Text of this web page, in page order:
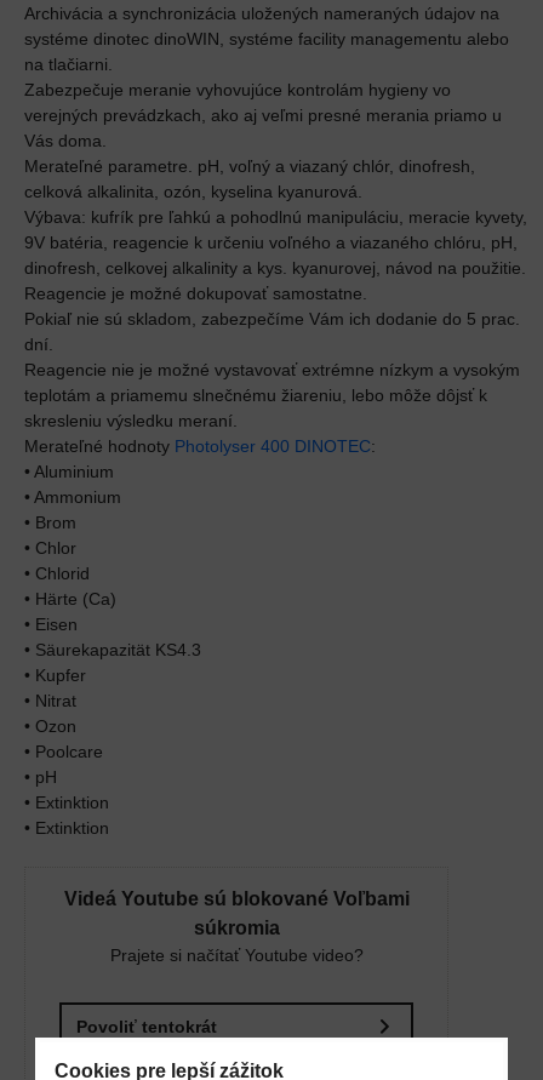
Archivácia a synchronizácia uložených nameraných údajov na
systéme dinotec dinoWIN, systéme facility managementu alebo
na tlačiarni.
Zabezpečuje meranie vyhovujúce kontrolám hygieny vo
verejných prevádzkach, ako aj veľmi presné merania priamo u
Vás doma.
Merateľné parametre. pH, voľný a viazaný chlór, dinofresh,
celková alkalinita, ozón, kyselina kyanurová.
Výbava: kufrík pre ľahkú a pohodlnú manipuláciu, meracie kyvety,
9V batéria, reagencie k určeniu voľného a viazaného chlóru, pH,
dinofresh, celkovej alkalinity a kys. kyanurovej, návod na použitie.
Reagencie je možné dokupovať samostatne.
Pokiaľ nie sú skladom, zabezpečíme Vám ich dodanie do 5 prac.
dní.
Reagencie nie je možné vystavovať extrémne nízkym a vysokým
teplotám a priamemu slnečnému žiareniu, lebo môže dôjsť k
skresleniu výsledku meraní.
Merateľné hodnoty Photolyser 400 DINOTEC:
• Aluminium
• Ammonium
• Brom
• Chlor
• Chlorid
• Härte (Ca)
• Eisen
• Säurekapazität KS4.3
• Kupfer
• Nitrat
• Ozon
• Poolcare
• pH
• Extinktion
• Extinktion
Videá Youtube sú blokované Voľbami
súkromia
Prajete si načítať Youtube video?
Povoliť tentokrát
Cookies pre lepší zážitok